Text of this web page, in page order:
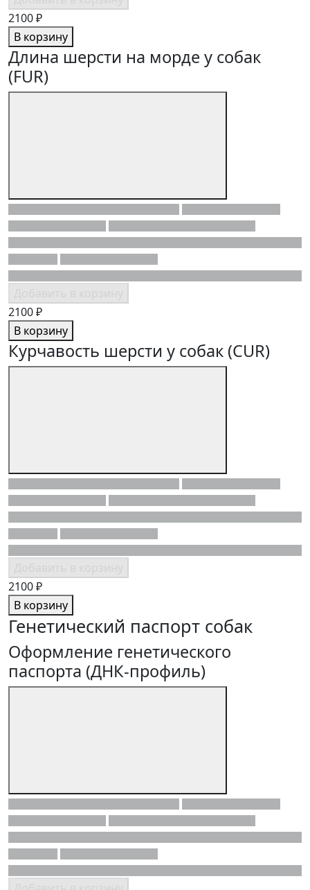
2100 ₽
В корзину
Длина шерсти на морде у собак
(FUR)
2100 ₽
В корзину
Курчавость шерсти у собак (CUR)
2100 ₽
В корзину
Генетический паспорт собак
Оформление генетического
паспорта (ДНК-профиль)